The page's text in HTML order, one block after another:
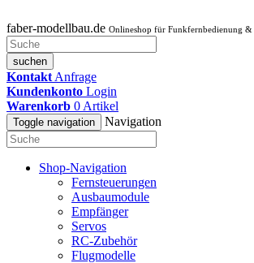
faber-modellbau.de Onlineshop für Funkfernbedienung
suchen
Kontakt Anfrage
Kundenkonto Login
Warenkorb 0 Artikel
Toggle navigation Navigation
Shop-Navigation
Fernsteuerungen
Ausbaumodule
Empfänger
Servos
RC-Zubehör
Flugmodelle